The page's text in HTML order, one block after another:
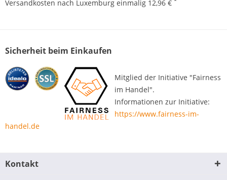
Versandkosten nach Luxemburg einmalig 12,96 €
Sicherheit beim Einkaufen
Mitglied der Initiative "Fairness
im Handel".
Informationen zur Initiative:
https://www.fairness-im-
handel.de
Kontakt